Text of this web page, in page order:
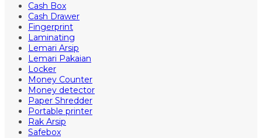
Cash Box
Cash Drawer
Fingerprint
Laminating
Lemari Arsip
Lemari Pakaian
Locker
Money Counter
Money detector
Paper Shredder
Portable printer
Rak Arsip
Safebox